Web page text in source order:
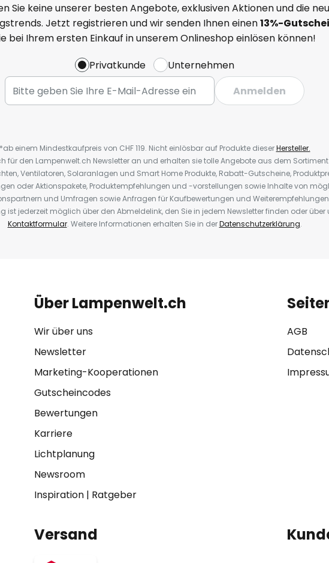
Sie keine unserer besten Angebote, exklusiven Aktionen und die
Jetzt registrieren und wir senden Ihnen einen13%-
bei Ihrem ersten Einkauf in unserem Onlineshop einlösen können!
Privatkunde
Unternehmen
Anmelden
*ab einem Mindestkaufpreis von CHF 119. Nicht einlösbar auf Produkte dieserHersteller.
für den Lampenwelt.ch Newsletter an und erhalten sie tolle Angebote aus dem
Ventilatoren, Solaranlagen und Smart Home Produkte, Rabatt-Gutscheine,
oder Aktionspakete, Produktempfehlungen und -vorstellungen sowie Inhalte von
und Umfragen sowie Anfragen für Kaufbewertungen und
ist jederzeit möglich über den Abmeldelink, den Sie in jedem Newsletter finden oder über
Kontaktformular. Weitere Informationen erhalten Sie in derDatenschutzerklärung.
Über Lampenwelt.ch
Wir über uns
Newsletter
Marketing-Kooperationen
Gutscheincodes
Bewertungen
Karriere
Lichtplanung
Newsroom
Inspiration| Ratgeber
AGB
Versand